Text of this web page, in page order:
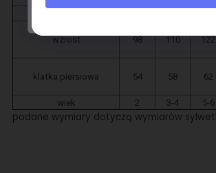
wzrost 98 110 122
klatka piersiowa 54 58 62
wiek 2 3-4 5-6
podane wymiary dotyczą wymiarów